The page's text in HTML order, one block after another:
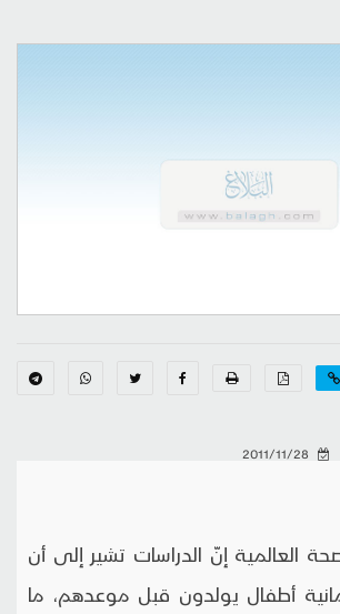
العالمية إنّ الدراسات تشير إلى أن
أطفال يولدون قبل موعدهم، ما